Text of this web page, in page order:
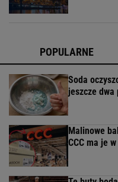
POPULARNE
Soda
jeszcze dwa
Malinowe
CCC ma je